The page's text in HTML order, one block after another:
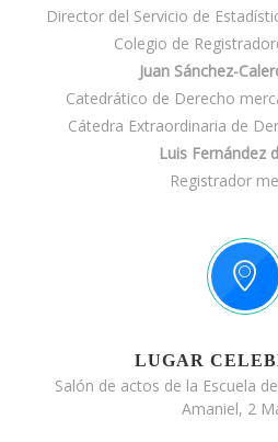
Director del Servicio de
Colegio de
Juan Sánchez-
Catedrático de Derecho
Cátedra Extraordinaria de
Luis Fernández
Registrador
LUGAR
Salón de actos de la Escuela
Amaniel, 2